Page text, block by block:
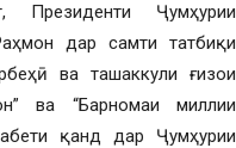
Президенти Ҷумҳурии
дар самти татбиқи
ва ташаккули ғизои
ва “Барномаи миллии
қанд дар Ҷумҳурии